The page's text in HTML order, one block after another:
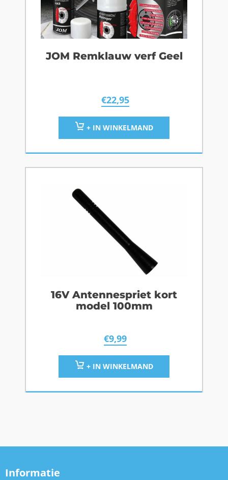
JOM Remklauw verf Geel
€22,95
+ IN WINKELMAND
16V Antennespriet kort
model 100mm
€9,99
+ IN WINKELMAND
Informatie